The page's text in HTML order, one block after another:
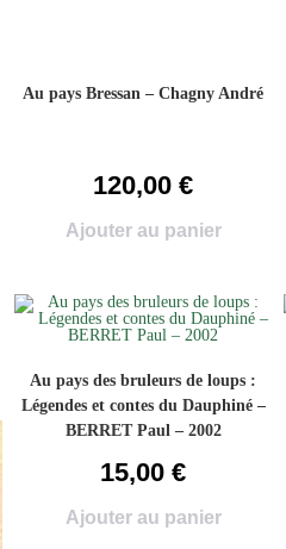
Au pays Bressan – Chagny André
120,00€
Ajouter au panier
Au pays des bruleurs de loups :
Légendes et contes du Dauphiné –
BERRET Paul – 2002
15,00€
Ajouter au panier